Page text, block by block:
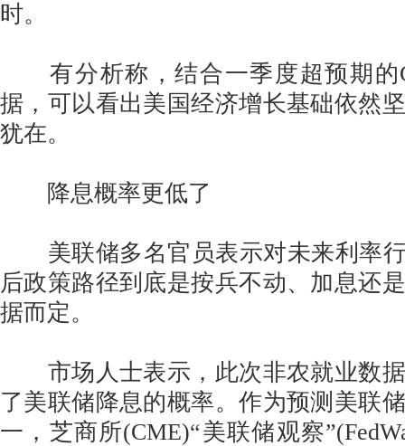
时。
有分析称，结合一季度超预期的
据，可以看出美国经济增长基础依然
犹在。
降息概率更低了
美联储多名官员表示对未来利率行
后政策路径到底是按兵不动、加息还
据而定。
市场人士表示，此次非农就业数据
了美联储降息的概率。作为预测美联
一，芝商所(CME)“美联储观察